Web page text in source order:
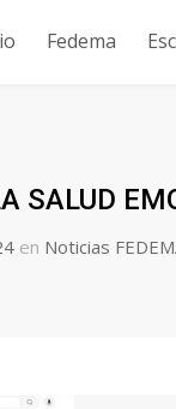
Fedema
SALUD
en Noticias